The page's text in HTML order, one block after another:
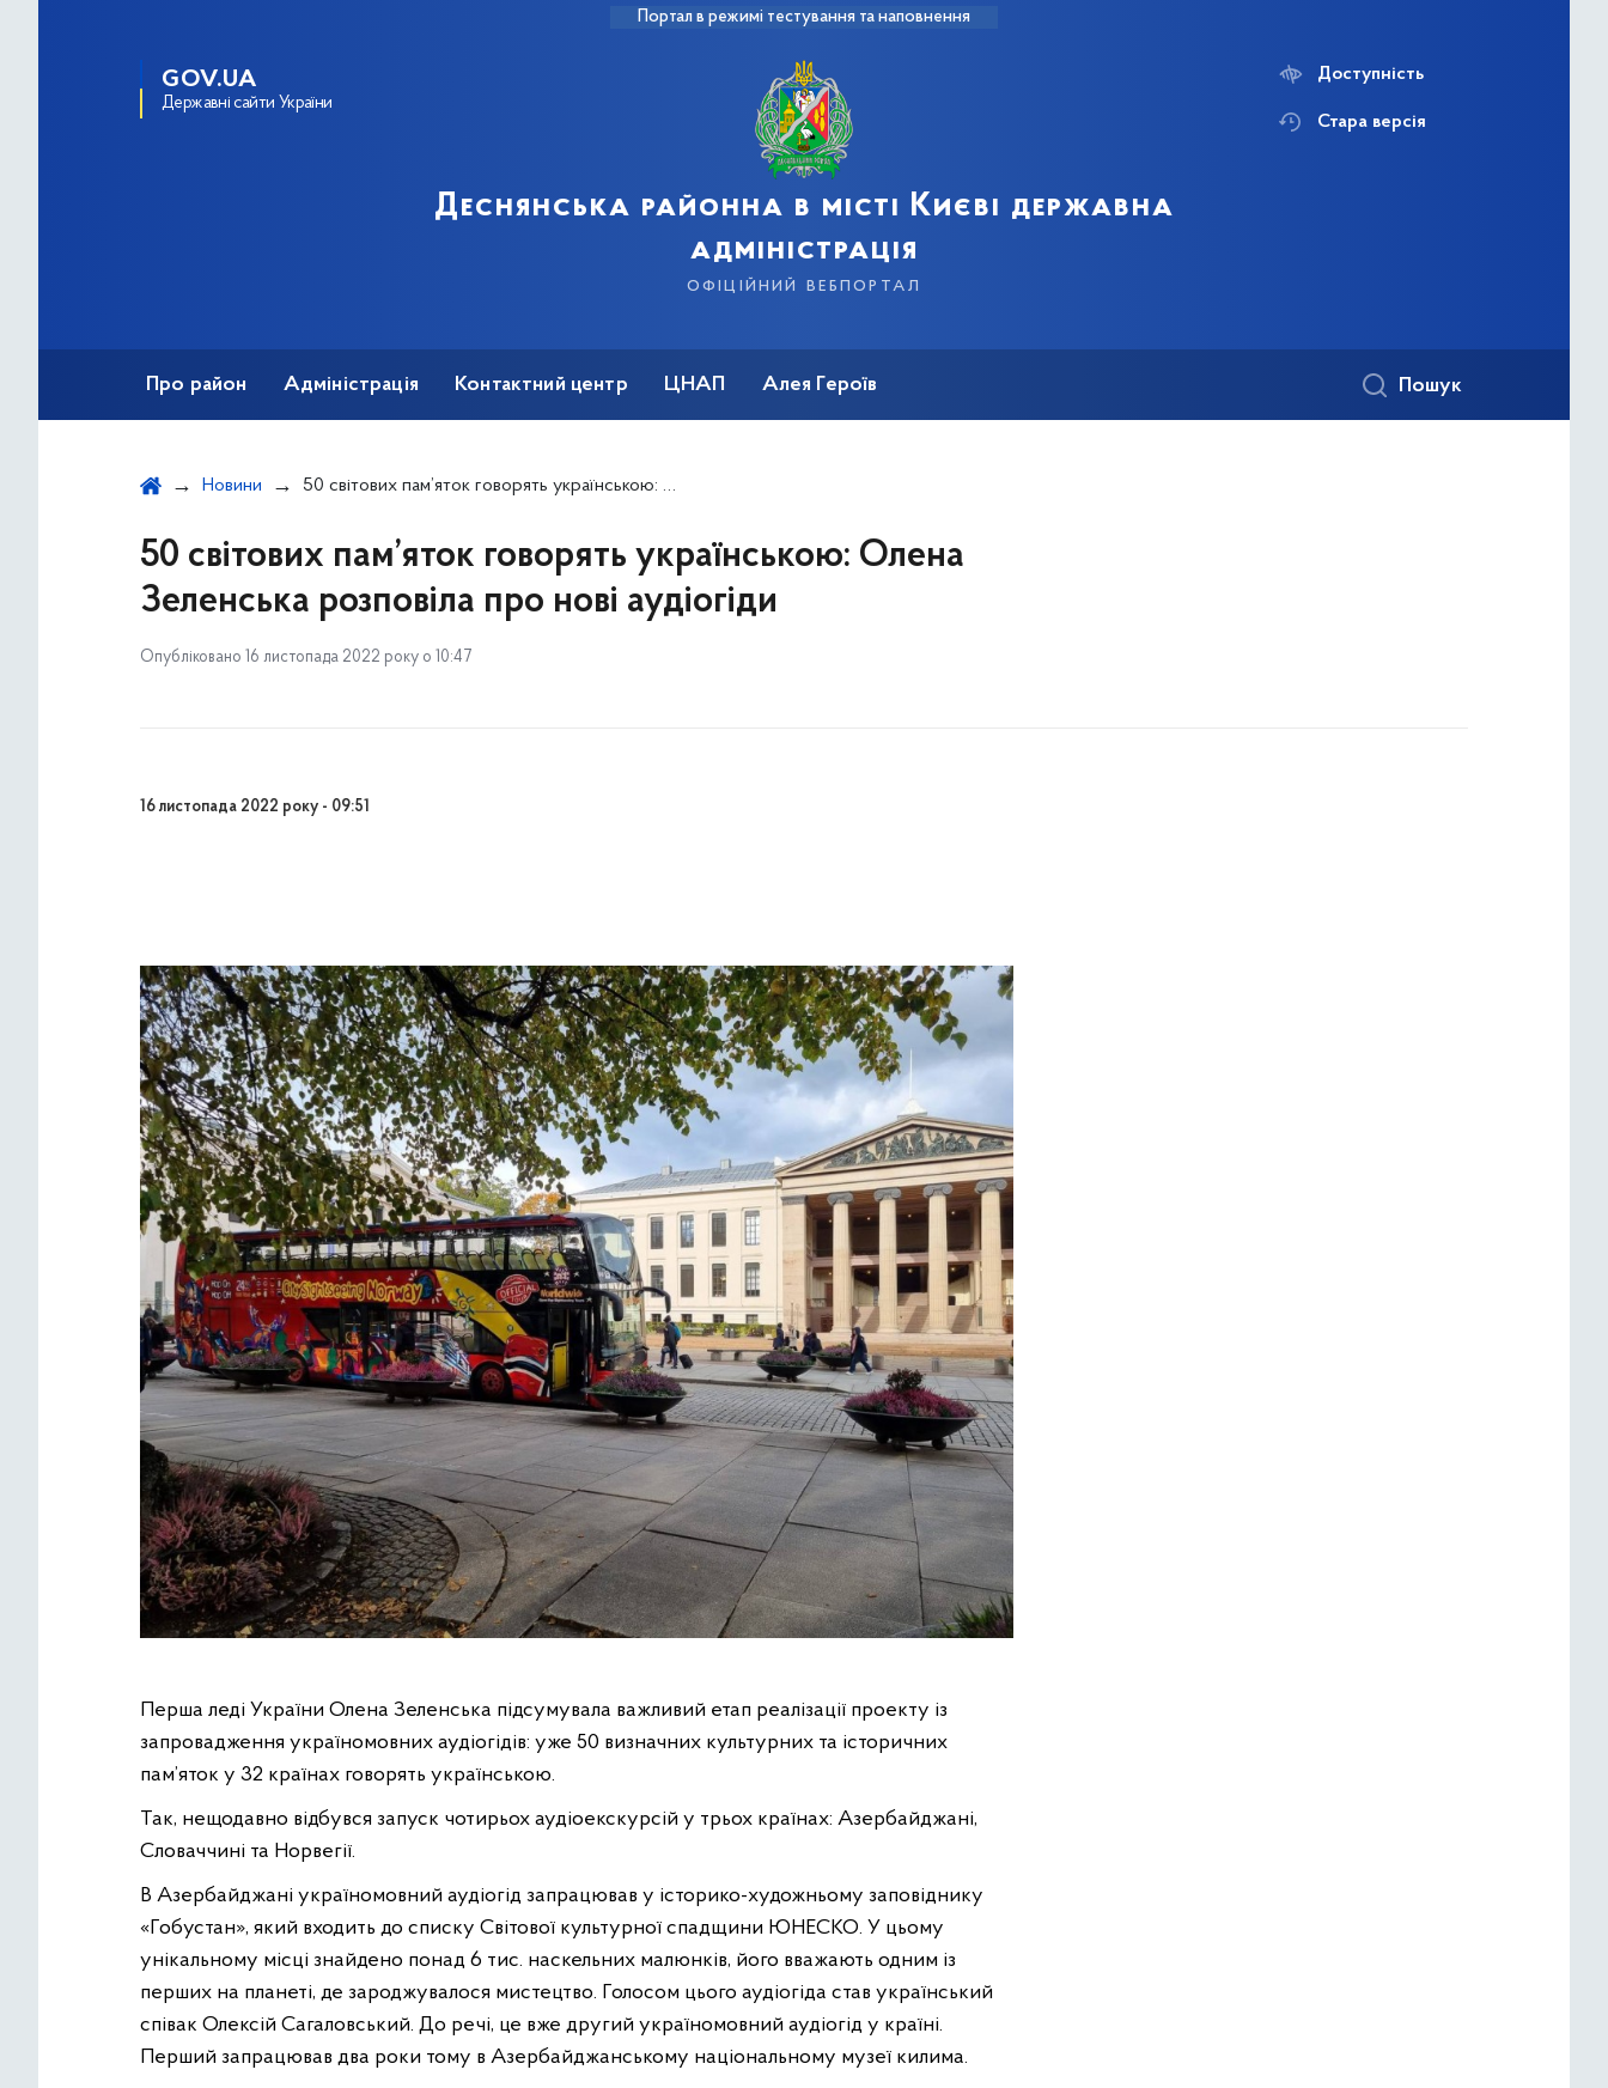
Портал в режимі тестування та наповнення
GOV.UA
Державні сайти України
Деснянська районна в місті Києві державна
адміністрація
офіційний вебпортал
Доступність
Стара версія
Про район Адміністрація Контактний центр ЦНАП Алея Героїв Пошук
Новини 50 світових пам’яток говорять українською: Олена Зеленська розповіла про нові аудіогіди
50 світових пам’яток говорять українською: Олена
Зеленська розповіла про нові аудіогіди
Опубліковано 16 листопада 2022 року о 10:47
16 листопада 2022 року - 09:51
Перша леді України Олена Зеленська підсумувала важливий етап реалізації проекту із
запровадження україномовних аудіогідів: уже 50 визначних культурних та історичних
пам’яток у 32 країнах говорять українською.
Так, нещодавно відбувся запуск чотирьох аудіоекскурсій у трьох країнах: Азербайджані,
Словаччині та Норвегії.
В Азербайджані україномовний аудіогід запрацював у історико-художньому заповіднику
«Гобустан», який входить до списку Світової культурної спадщини ЮНЕСКО. У цьому
унікальному місці знайдено понад 6 тис. наскельних малюнків, його вважають одним із
перших на планеті, де зароджувалося мистецтво. Голосом цього аудіогіда став український
співак Олексій Сагаловський. До речі, це вже другий україномовний аудіогід у країні.
Перший запрацював два роки тому в Азербайджанському національному музеї килима.